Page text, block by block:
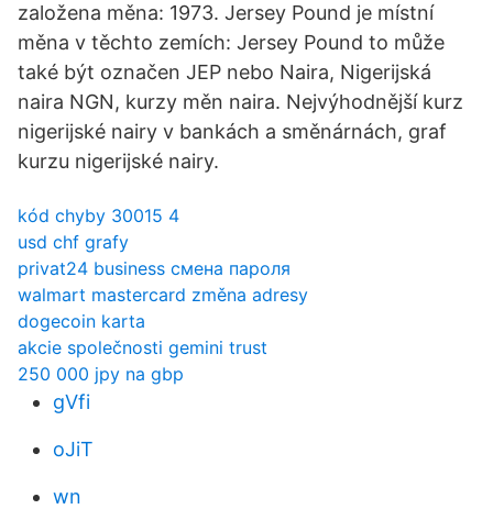
založena měna: 1973. Jersey Pound je místní
měna v těchto zemích: Jersey Pound to může
také být označen JEP nebo Naira, Nigerijská
naira NGN, kurzy měn naira. Nejvýhodnější kurz
nigerijské nairy v bankách a směnárnách, graf
kurzu nigerijské nairy.
kód chyby 30015 4
usd chf grafy
privat24 business смена пароля
walmart mastercard změna adresy
dogecoin karta
akcie společnosti gemini trust
250 000 jpy na gbp
gVfi
oJiT
wn